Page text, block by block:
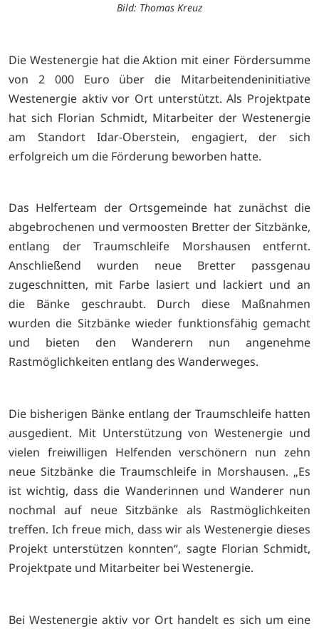
Bild: Thomas Kreuz
Die Westenergie hatdie Aktion mit einer Fördersumme
von 2 000 Euro über die Mitarbeitendeninitiative
Westenergie aktiv vor Ort unterstützt. Als Projektpate
hat sich Florian Schmidt, Mitarbeiter der Westenergie
am Standort Idar-Oberstein, engagiert, der sich
erfolgreich um die Förderung beworben hatte.
Das Helferteam der Ortsgemeinde hat zunächst die
abgebrochenen und vermoosten Bretter der Sitzbänke,
entlang der Traumschleife Morshausen entfernt.
Anschließend wurden neue Bretter passgenau
zugeschnitten, mit Farbe lasiert und lackiert und an
die Bänke geschraubt. Durch diese Maßnahmen
wurden die Sitzbänke wieder funktionsfähig gemacht
und bieten den Wanderern nun angenehme
Rastmöglichkeiten entlang des Wanderweges.
Die bisherigen Bänke entlang der Traumschleife hatten
ausgedient. Mit Unterstützung von Westenergie und
vielen freiwilligen Helfenden verschönern nun zehn
neue Sitzbänke die Traumschleife in Morshausen. „Es
ist wichtig, dass die Wanderinnen und Wanderer nun
nochmal auf neue Sitzbänke als Rastmöglichkeiten
treffen. Ich freue mich, dass wir als Westenergie dieses
Projekt unterstützen konnten“, sagte Florian Schmidt,
Projektpate und Mitarbeiter bei Westenergie.
Bei Westenergie aktiv vor Ort handelt es sich um eine